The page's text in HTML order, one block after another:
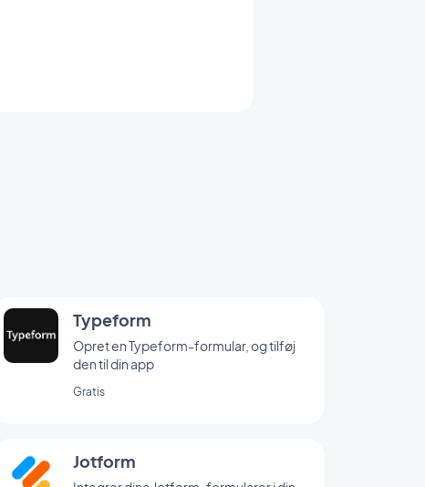
Typeform
Opret en Typeform-formular, og tilføj
den til din app
Gratis
Jotform